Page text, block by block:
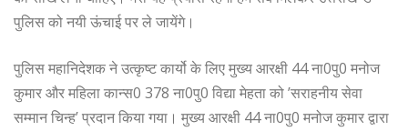
पुलिस को नयी ऊंचाई पर ले जायेंगे।
पुलिस महानिदेशक ने उत्कृष्ट कार्यो के लिए मुख्य आरक्षी 44 ना0पु0 मनोज
कुमार और महिला कान्स0 378 ना0पु0 विद्या मेहता को ’सराहनीय सेवा
सम्मान चिन्ह’ प्रदान किया गया। मुख्य आरक्षी 44 ना0पु0 मनोज कुमार द्वारा